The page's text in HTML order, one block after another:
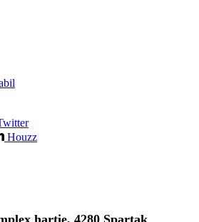
Houzz
hartie, 4280 Spartak